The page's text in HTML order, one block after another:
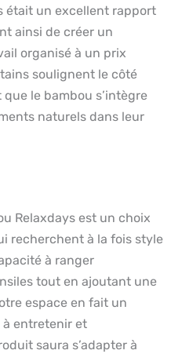
était un excellent rapport
ainsi de créer un
organisé à un prix
soulignent le côté
le bambou s’intègre
naturels dans leur
Relaxdays est un choix
recherchent à la fois style
à ranger
tout en ajoutant une
espace en fait un
à entretenir et
saura s’adapter à